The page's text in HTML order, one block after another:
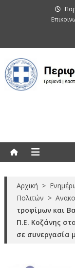
Αρχική >
Πολιτών >
τροφίμων και
Π.Ε. Κοζάνης
σε συνεργασία